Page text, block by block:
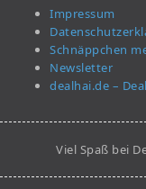
Impressum
Schnäppchen
Newsletter
dealhai.de –
Viel Spaß bei